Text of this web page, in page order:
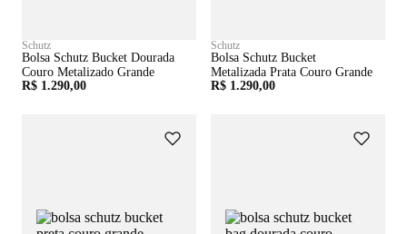
Schutz
Bolsa Schutz Bucket Dourada
Couro Metalizado Grande
R$ 1.290,00
Schutz
Bolsa Schutz Bucket
Metalizada Prata Couro Grande
R$ 1.290,00